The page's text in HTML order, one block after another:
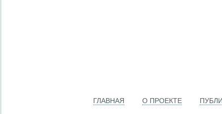
ГЛАВНАЯ О ПРОЕКТЕ